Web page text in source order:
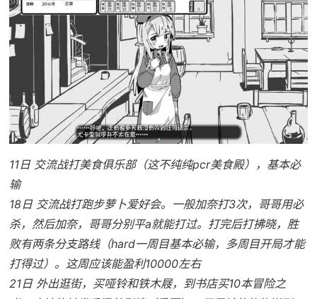
11日 交流战打美食俱乐部（这不纯纯pcr美食殿），基本必
输
18日 交流战打跑步萝卜爱好会。一般加奈打3次，哥哥用必
杀，然后加奈，哥哥分别平a就能打过。打完后打拂晓，胜
败有两条分支路线（hard一周目基本必输，多周目开局才能
打得过）。这周应该能盈利10000左右
21日 外出逛街，买哑铃和铁木屐，到书店买10本冒险之